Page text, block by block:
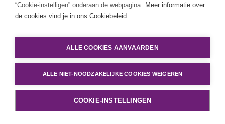
Solutions
“Cookie-instelligen” onderaan de webpagina. Meer informatie over
de cookies vind je in ons Cookiebeleid.
ALLE COOKIES AANVAARDEN
ALLE NIET-NOODZAKELIJKE COOKIES WEIGEREN
COOKIE-INSTELLINGEN